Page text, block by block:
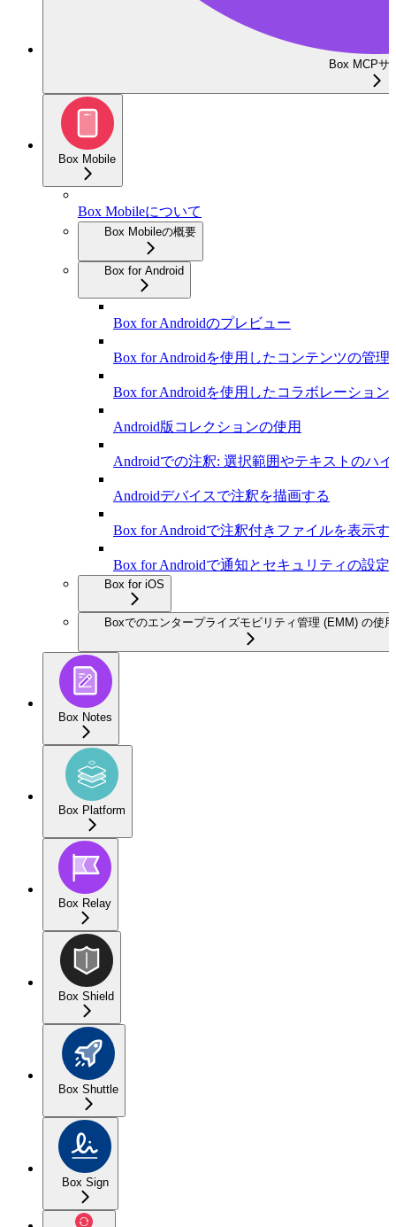
Box MCPサ
Box Mobile
Box Mobileについて
Box Mobileの概要
Box for Android
Box for Androidのプレビュー
Box for Androidを使用したコンテンツの管理
Box for Androidを使用したコラボレーション
Android版コレクションの使用
Androidでの注釈: 選択範囲やテキストのハ
Androidデバイスで注釈を描画する
Box for Androidで注釈付きファイルを表示す
Box for Androidで通知とセキュリティの設定
Box for iOS
Boxでのエンタープライズモビリティ管理 (EMM) の使用
Box Notes
Box Platform
Box Relay
Box Shield
Box Shuttle
Box Sign